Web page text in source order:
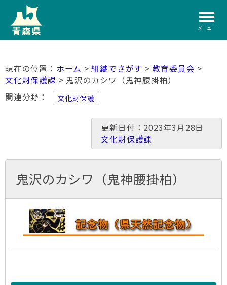
メニュー
ホーム >組織でさがす > 教育委員会 >
文化財保護課 > 鬼沢のカシワ（鬼神腰掛柏）
関連分野
文化財保護
更新日付：2023年3月28日
文化財保護課
鬼沢のカシワ（鬼神腰掛柏）